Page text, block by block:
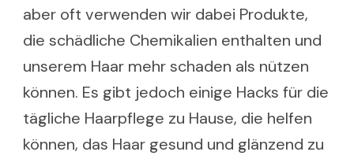
aber oft verwenden wir dabei Produkte,
die schädliche Chemikalien enthalten und
unserem Haar mehr schaden als nützen
können. Es gibt jedoch einige Hacks für die
tägliche Haarpflege zu Hause, die helfen
können, das Haar gesund und glänzend zu